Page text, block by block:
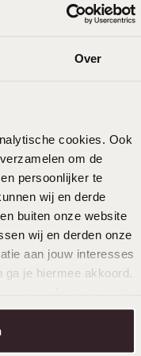
Over
cookies. Ook
om de
persoonlijker te
wij en derde
buiten onze website
wij en derden onze
aan jouw interesses
ga je hiermee akkoord.